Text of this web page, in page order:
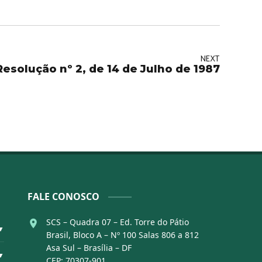
NEXT
Resolução nº 2, de 14 de Julho de 1987
FALE CONOSCO
SCS – Quadra 07 – Ed. Torre do Pátio
Brasil, Bloco A – Nº 100 Salas 806 a 812
Asa Sul – Brasília – DF